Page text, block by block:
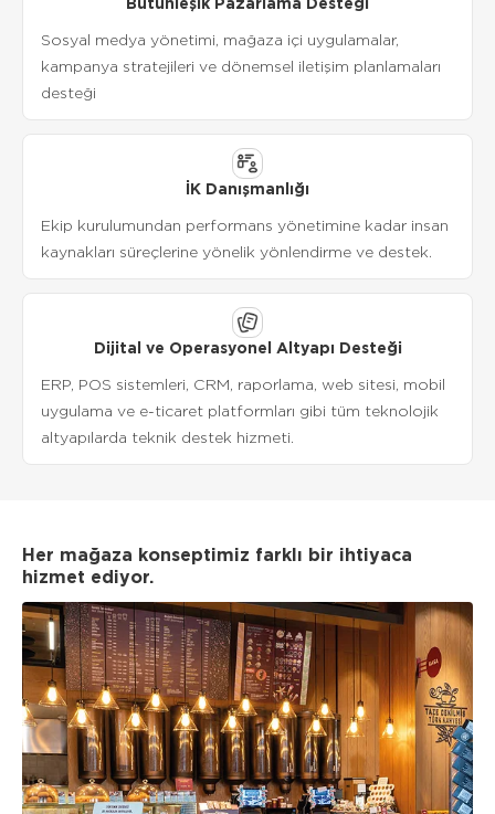
Sosyal medya yönetimi, mağaza içi uygulamalar,
kampanya stratejileri ve dönemsel iletişim planlamaları
desteği
İK Danışmanlığı
Ekip kurulumundan performans yönetimine kadar insan
kaynakları süreçlerine yönelik yönlendirme ve destek.
Dijital ve Operasyonel Altyapı Desteği
ERP, POS sistemleri, CRM, raporlama, web sitesi, mobil
uygulama ve e-ticaret platformları gibi tüm teknolojik
altyapılarda teknik destek hizmeti.
Her mağaza konseptimiz farklı bir ihtiyaca
hizmet ediyor.